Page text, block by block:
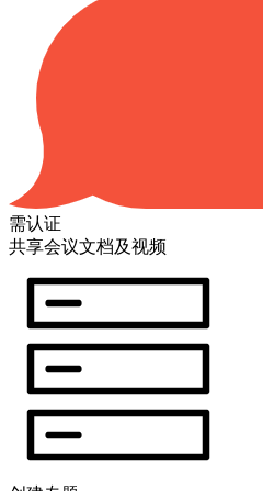
需认证
共享会议文档及视频